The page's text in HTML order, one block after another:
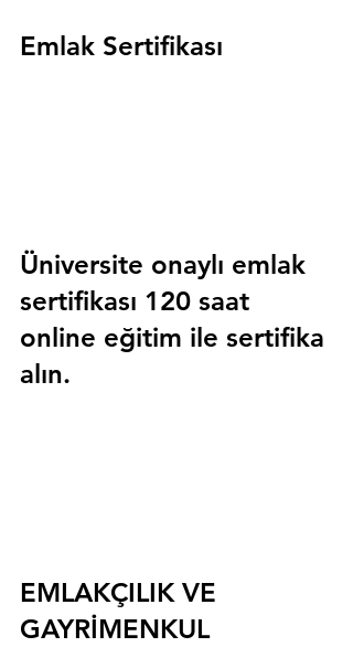
Emlak Sertifikası
Üniversite onaylı emlak
sertifikası 120 saat
online eğitim ile sertifika
alın.
EMLAKÇILIK VE
GAYRİMENKUL